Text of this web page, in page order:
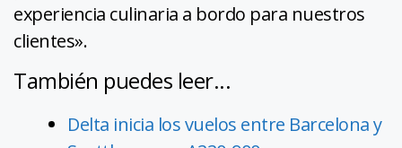
experiencia culinaria a bordo para nuestros
clientes».
También puedes leer...
Delta inicia los vuelos entre Barcelona y